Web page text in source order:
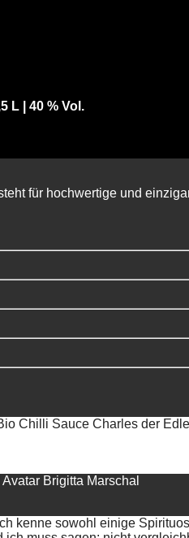
L | 40 % Vol.
für hochwertige und
Chilli Sauce Charles der
Brigitta Marschal
Ich kenne sowohl einige